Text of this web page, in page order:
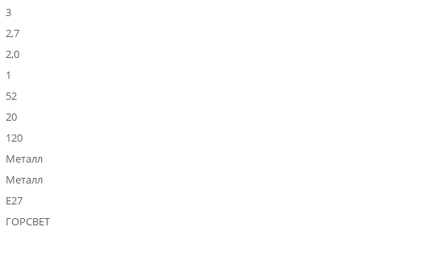
3
2,7
2,0
1
52
20
120
Металл
Металл
E27
ГОРСВЕТ